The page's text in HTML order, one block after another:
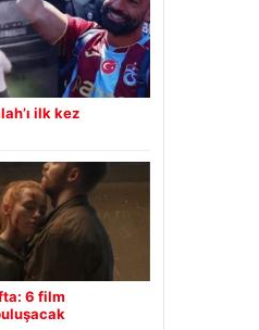
ilk kez
6 film